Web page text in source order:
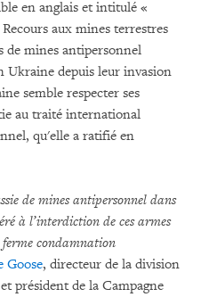
en anglais et intitulé «
aux mines terrestres
de mines antipersonnel
Ukraine depuis leur invasion
semble respecter ses
au traité international
qu'elle a ratifié en
de mines antipersonnel dans
à l’interdiction de ces armes
ferme condamnation
Goose, directeur de la division
président de la Campagne